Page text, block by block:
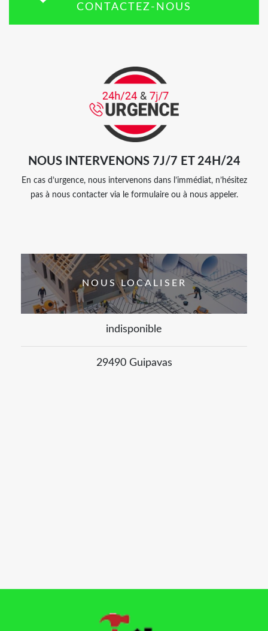
CONTACTEZ-NOUS
NOUS INTERVENONS 7J/7 ET 24H/24
En cas d’urgence, nous intervenons dans l’immédiat, n’hésitez
pas à nous contacter via le formulaire ou à nous appeler.
NOUS LOCALISER
indisponible
29490 Guipavas